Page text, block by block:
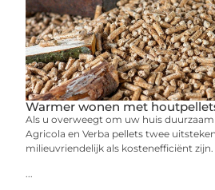
Warmer wonen met
Als u overweegt om uw huis
Agricola en Verba pellets twee
milieuvriendelijk als kostenefficiënt zijn.
...